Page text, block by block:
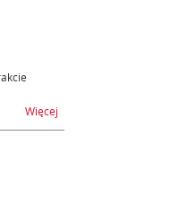
Więcej